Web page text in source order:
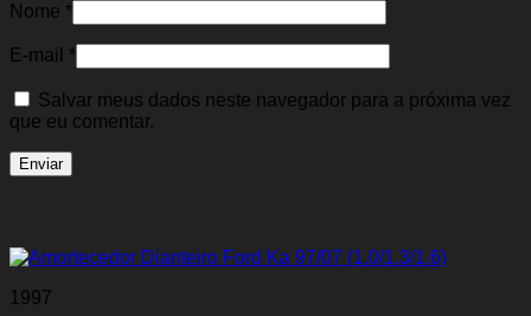
Nome *
E-mail *
Salvar meus dados neste navegador para a próxima vez
que eu comentar.
1997